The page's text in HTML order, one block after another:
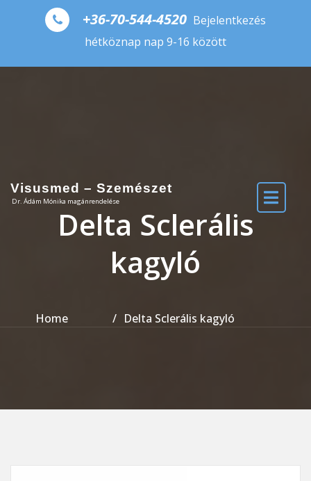
+36-70-544-4520 Bejelentkezés
hétköznap nap 9-16 között
Visusmed – Szemészet
Dr. Ádám Mónika magánrendelése
Delta Sclerális
kagyló
Home Delta Sclerális kagyló